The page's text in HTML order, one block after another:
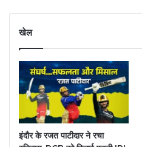
खेल
इंदौर के रजत पाटीदार ने रचा